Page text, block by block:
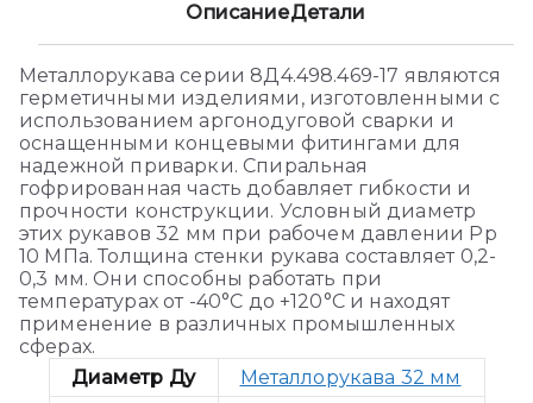
ОписаниеДетали
Металлорукава серии 8Д4.498.469-17 являются
герметичными изделиями, изготовленными с
использованием аргонодуговой сварки и
оснащенными концевыми фитингами для
надежной приварки. Спиральная
гофрированная часть добавляет гибкости и
прочности конструкции. Условный диаметр
этих рукавов 32 мм при рабочем давлении Pp
10 МПа. Толщина стенки рукава составляет 0,2-
0,3 мм. Они способны работать при
температурах от -40°C до +120°C и находят
применение в различных промышленных
сферах.
Диаметр Ду
Металлорукава 32 мм